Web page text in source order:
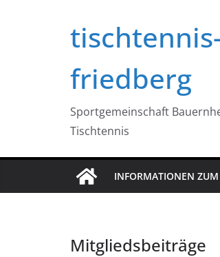
friedberg
Sportgemeinschaft
Tischtennis
INFORMATIONEN ZUM
Mitgliedsbeiträge